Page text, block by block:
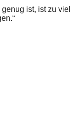
ist, ist zu viel